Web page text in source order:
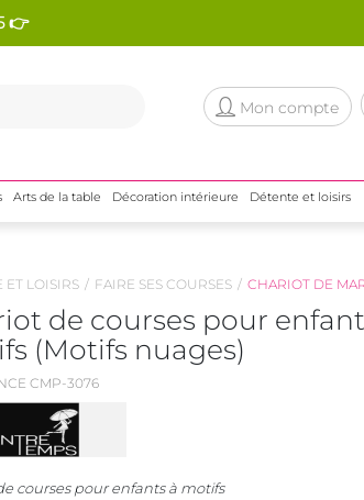
👉
Mon compte
Arts de la table Décoration intérieure Détente et loisirs
ET LOISIRS FAIRE SES COURSES CHARIOT DE
de courses pour
(Motifs nuages)
CMP-3076
courses pour enfants à motifs